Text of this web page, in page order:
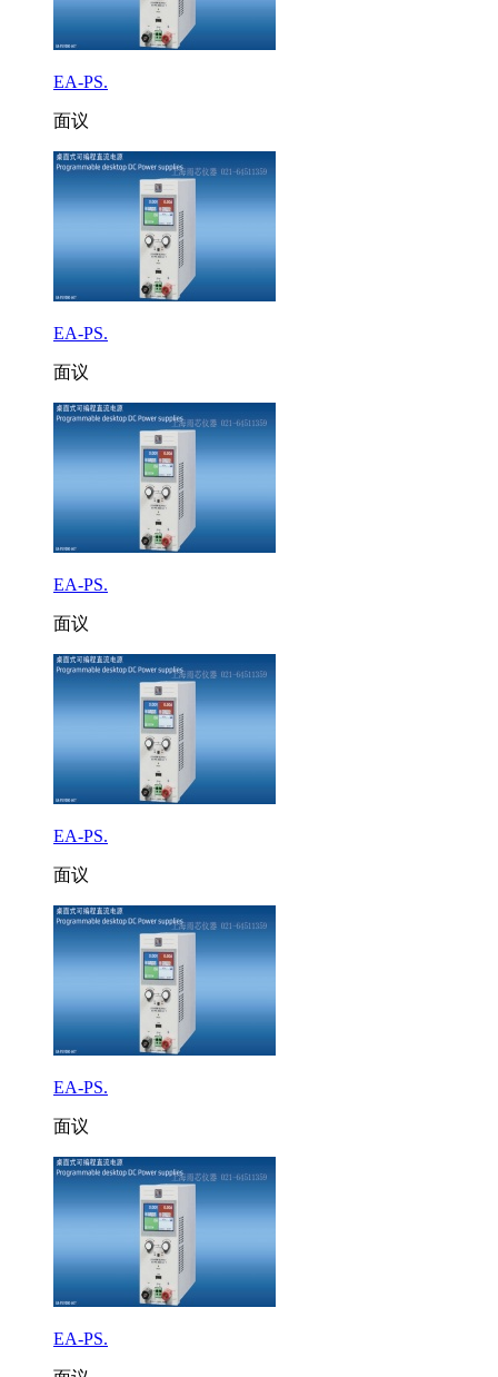
EA-PS.
面议
EA-PS.
面议
EA-PS.
面议
EA-PS.
面议
EA-PS.
面议
EA-PS.